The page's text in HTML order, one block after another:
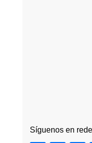
Síguenos en